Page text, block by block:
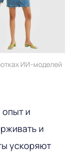
ИИ-моделей
и
и
ускоряют